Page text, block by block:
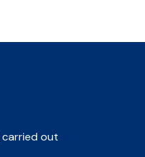
carried out